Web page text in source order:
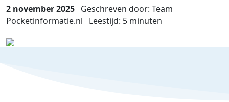
2 november 2025 Geschreven door: Team
Pocketinformatie.nl Leestijd: 5 minuten